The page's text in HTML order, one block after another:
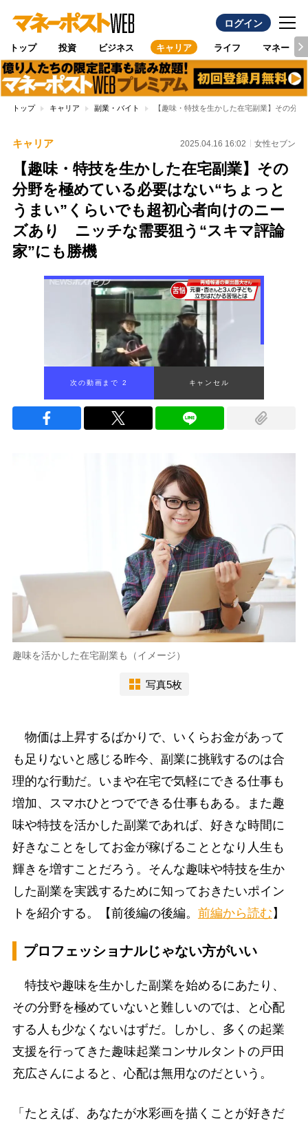
ログイン
トップ 投資 ビジネス キャリア ライフ マネー
トップ キャリア 副業・バイト 【趣味・特技を生かした在宅副業】その分
キャリア 2025.04.16 16:02 女性セブン
【趣味・特技を生かした在宅副業】その
分野を極めている必要はない“ちょっと
うまい”くらいでも超初心者向けのニー
ズあり ニッチな需要狙う“スキマ評論
家”にも勝機
次の動画まで 1 キャンセル
趣味を活かした在宅副業も（イメージ）
写真5枚
物価は上昇するばかりで、いくらお金があって
も足りないと感じる昨今、副業に挑戦するのは合
理的な行動だ。いまや在宅で気軽にできる仕事も
増加、スマホひとつでできる仕事もある。また趣
味や特技を活かした副業であれば、好きな時間に
好きなことをしてお金が稼げることとなり人生も
輝きを増すことだろう。そんな趣味や特技を生か
した副業を実践するために知っておきたいポイン
トを紹介する。【前後編の後編。 前編から読む 】
プロフェッショナルじゃない方がいい
特技や趣味を生かした副業を始めるにあたり、
その分野を極めていないと難しいのでは、と心配
する人も少なくないはずだ。しかし、多くの起業
支援を行ってきた趣味起業コンサルタントの戸田
充広さんによると、心配は無用なのだという。
「たとえば、あなたが水彩画を描くことが好きだ